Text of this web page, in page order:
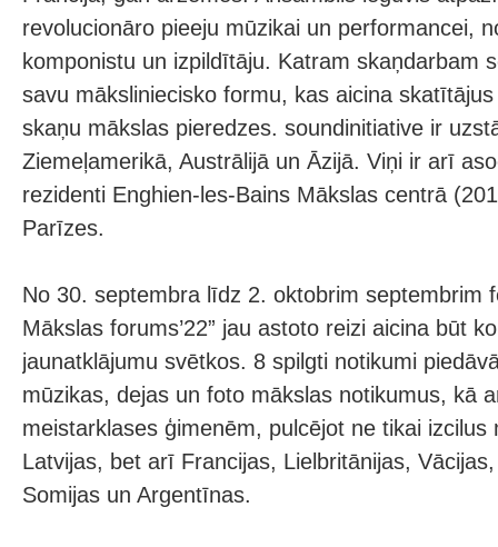
revolucionāro pieeju mūzikai un performancei,
komponistu un izpildītāju. Katram skaņdarbam
savu māksliniecisko formu, kas aicina
skaņu mākslas pieredzes. soundinitiative ir
Ziemeļamerikā, Austrālijā un Āzijā. Viņi ir arī
rezidenti Enghien-les-Bains Mākslas centrā
Parīzes.
No 30. septembra līdz 2. oktobrim septembrim
Mākslas forums’22” jau astoto reizi aicina būt
jaunatklājumu svētkos. 8 spilgti notikumi
mūzikas, dejas un foto mākslas notikumus, kā
meistarklases ģimenēm, pulcējot ne tikai izcilus
Latvijas, bet arī Francijas, Lielbritānijas,
Somijas un Argentīnas.